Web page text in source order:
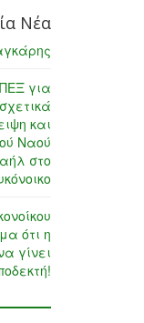
Νέα
για
και
Ναού
στο
ότι η
γίνει